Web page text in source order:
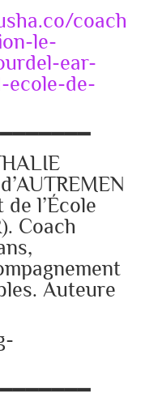
le-
ear-
ecole-de-
l’École
Coach
Auteure